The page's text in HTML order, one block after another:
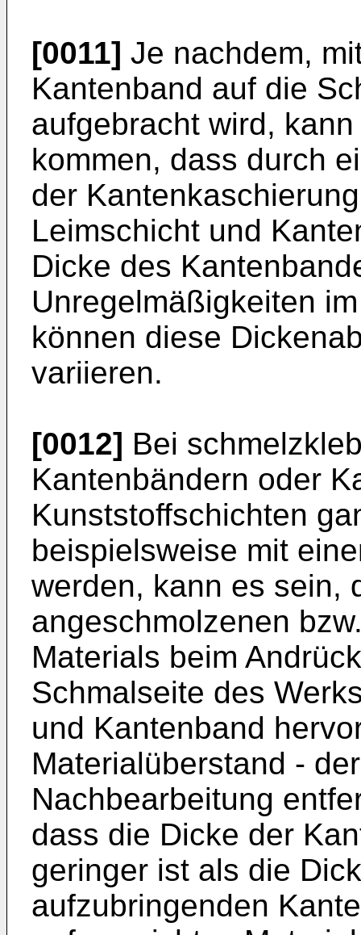
[0011] Je nachdem,
Kantenband auf die
aufgebracht wird,
kommen, dass durch
der
Leimschicht und
Dicke des
Unregelmäßigkeiten
können diese
variieren.
[0012] Bei
Kantenbändern oder
Kunststoffschichten
beispielsweise mit
werden, kann es sein,
angeschmolzenen
Materials beim
Schmalseite des
und Kantenband
Materialüberstand -
Nachbearbeitung
dass die Dicke der
geringer ist als die
aufzubringenden